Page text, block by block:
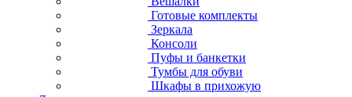
Готовые комплекты
Зеркала
Консоли
Пуфы и банкетки
Тумбы для обуви
Шкафы в прихожую